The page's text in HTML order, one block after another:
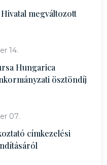
megváltozott
14.
Hungarica
ösztöndíj
07.
címkezelési